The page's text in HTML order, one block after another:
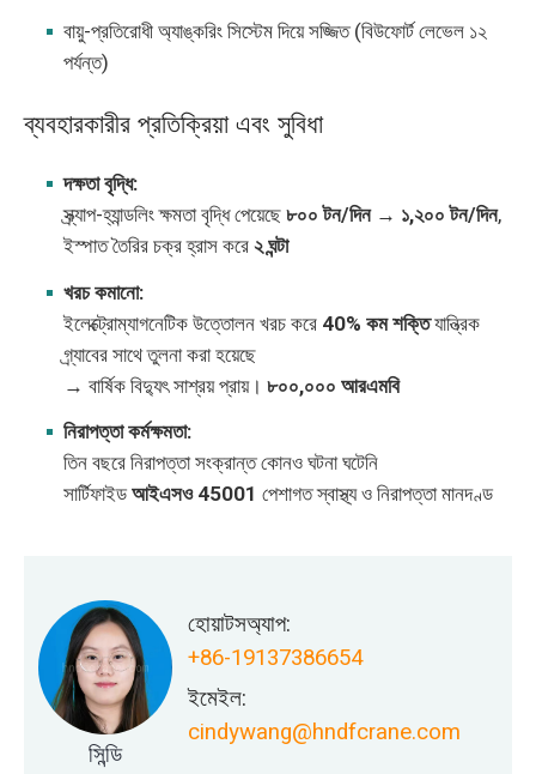
বায়ু-প্রতিরোধী অ্যাঙ্করিং সিস্টেম দিয়ে সজ্জিত (বিউফোর্ট লেভেল ১২
পর্যন্ত)
ব্যবহারকারীর প্রতিক্রিয়া এবং সুবিধা
দক্ষতা বৃদ্ধি:
স্ক্র্যাপ-হ্যান্ডলিং ক্ষমতা বৃদ্ধি পেয়েছে৮০০ টন/দিন → ১,২০০ টন/দিন,
ইস্পাত তৈরির চক্র হ্রাস করে২ ঘন্টা
খরচ কমানো:
ইলেক্ট্রোম্যাগনেটিক উত্তোলন খরচ করে 40% কম শক্তিযান্ত্রিক
গ্র্যাবের সাথে তুলনা করা হয়েছে
→ বার্ষিক বিদ্যুৎ সাশ্রয় প্রায়।৮০০,০০০ আরএমবি
নিরাপত্তা কর্মক্ষমতা:
তিন বছরে নিরাপত্তা সংক্রান্ত কোনও ঘটনা ঘটেনি
সার্টিফাইডআইএসও 45001 পেশাগত স্বাস্থ্য ও নিরাপত্তা মানদণ্ড
সিন্ডি
হোয়াটসঅ্যাপ:
+86-19137386654
ইমেইল:
cindywang@hndfcrane.com